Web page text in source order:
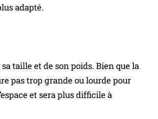
adapté.
taille et de son poids. Bien que la
pas trop grande ou lourde pour
et sera plus difficile à